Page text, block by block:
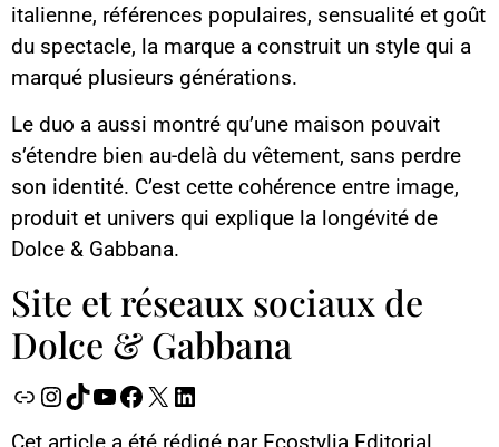
italienne, références populaires, sensualité et goût
du spectacle, la marque a construit un style qui a
marqué plusieurs générations.
Le duo a aussi montré qu’une maison pouvait
s’étendre bien au-delà du vêtement, sans perdre
son identité. C’est cette cohérence entre image,
produit et univers qui explique la longévité de
Dolce & Gabbana.
Site et réseaux sociaux de
Dolce & Gabbana
Cet article a été rédigé par Ecostylia Editorial